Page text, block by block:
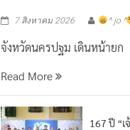
7 สิงหาคม 2026 ^ jo ^
จังหวัดนครปฐม เดินหน้ายก
Read More
167 ปี “